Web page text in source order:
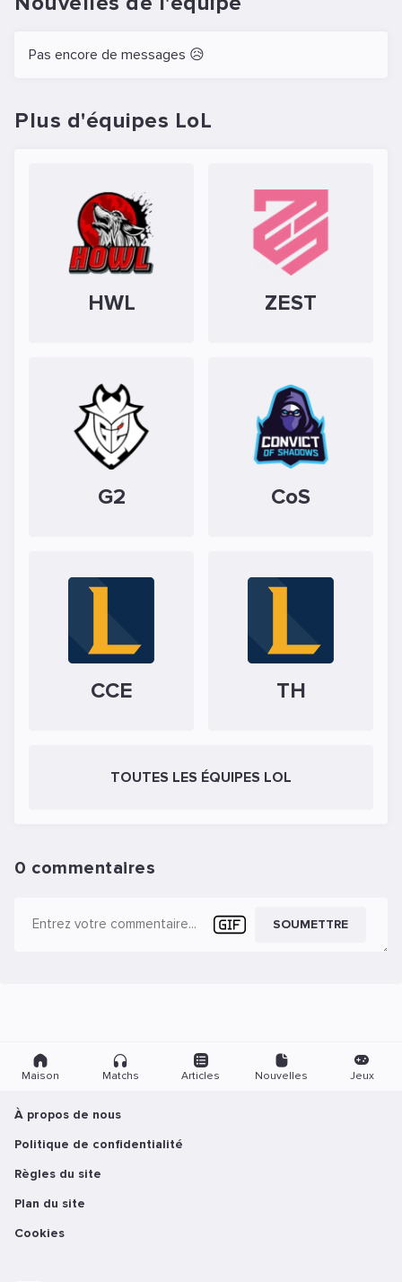
Pas encore de messages 😥
Plus d'équipes LoL
HWL ZEST
G2 CoS
CCE TH
TOUTES LES ÉQUIPES LOL
0 commentaires
SOUMETTRE
Maison Matchs Articles Nouvelles Jeux
À propos de nous
Politique de confidentialité
Règles du site
Plan du site
Cookies